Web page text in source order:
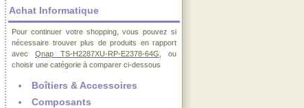
Achat Informatique
Pour continuer votre shopping, vous pouvez si
nécessaire trouver plus de produits en rapport
avec Qnap TS-H2287XU-RP-E2378-64G , ou
choisir une catégorie à comparer ci-dessous
Boîtiers & Accessoires
Composants